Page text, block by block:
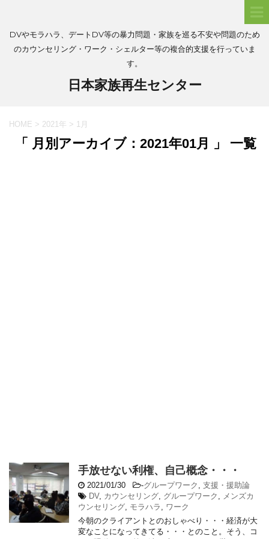
DVやモラハラ、デートDV等の暴力問題・家族を巡る不安や問題のため
のカウンセリング・ワーク・シェルター等の複合的支援を行っていま
す。
日本家族再生センター
HOME > 2021年 > 1月
「 月別アーカイブ：2021年01月 」 一覧
手放せない利権、自己概念・・・
2021/01/30 -グループワーク , 支援・援助論
DV, カウンセリング, グループワーク , メンズカ
ウンセリング, モラハラ , ワーク
今朝のクライアントとのおしゃべり・・・経済が大
変なことになってきてる・・・とのこと。そう、コ